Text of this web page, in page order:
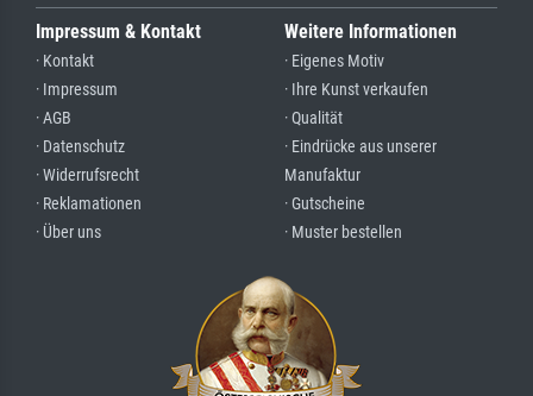
Impressum & Kontakt
· Kontakt
· Impressum
· AGB
· Datenschutz
· Widerrufsrecht
· Reklamationen
· Über uns
Weitere Informationen
· Eigenes Motiv
· Ihre Kunst verkaufen
· Qualität
· Eindrücke aus unserer
Manufaktur
· Gutscheine
· Muster bestellen